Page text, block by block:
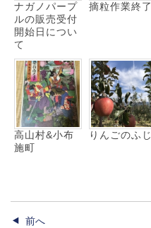
ナガノパープ
ルの販売受付
開始日につい
て
摘粒作業終了
高山村&小布
施町
りんごのふじ
前へ